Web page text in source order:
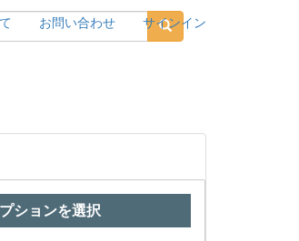
お問い合わせ
サインイン
ションを選択